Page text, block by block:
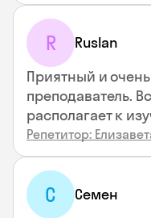
R Ruslan
Приятный и
преподаватель.
располагает к
Репетитор:
С Семен